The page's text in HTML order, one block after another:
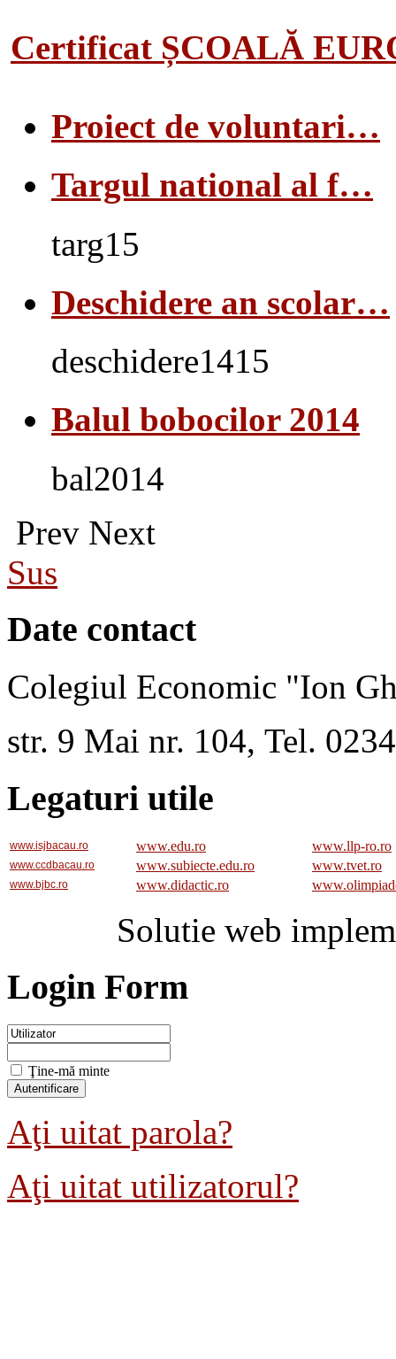
Certificat ȘCOALĂ
Proiect de voluntari…
Targul national al f…
targ15
Deschidere an scolar…
deschidere1415
Balul bobocilor 2014
bal2014
Prev Next
Sus
Date contact
Colegiul Economic "Ion
str. 9 Mai nr. 104, Tel.
Legaturi utile
www.isjbacau.ro www.edu.ro www.llp-ro.ro
www.ccdbacau.ro www.subiecte.edu.ro www.tvet.ro
www.bjbc.ro www.didactic.ro
Solutie web
Login Form
Ţine-mă minte
Aţi uitat parola?
Aţi uitat utilizatorul?